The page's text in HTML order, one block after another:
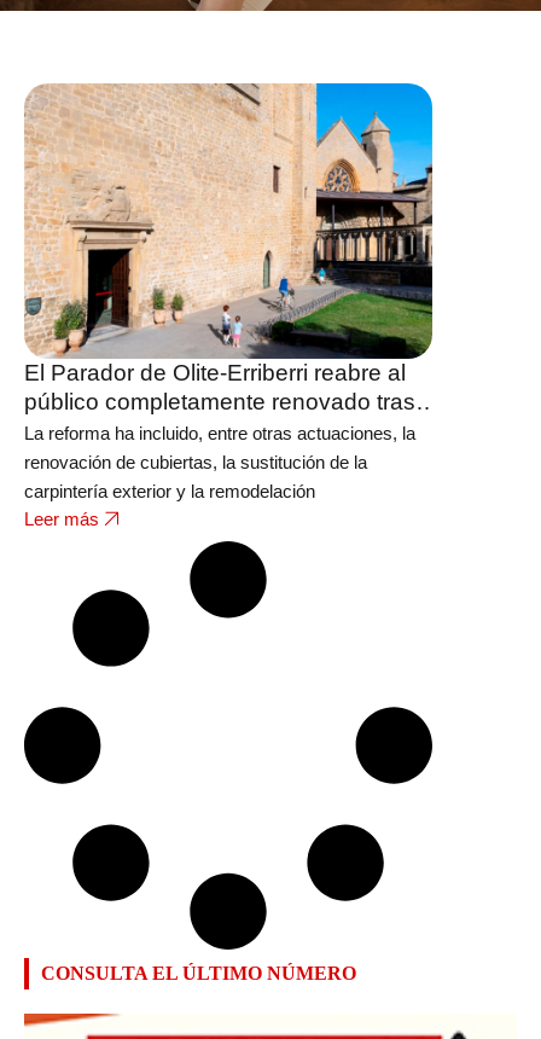
El Parador de Olite-Erriberri reabre al
público completamente renovado tras
una inversión de 8,6 millones de euros
La reforma ha incluido, entre otras actuaciones, la
renovación de cubiertas, la sustitución de la
carpintería exterior y la remodelación
Leer más
CONSULTA EL ÚLTIMO NÚMERO